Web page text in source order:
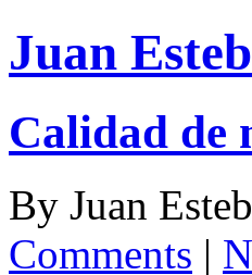
Juan
Calidad de
By Juan
Comments |